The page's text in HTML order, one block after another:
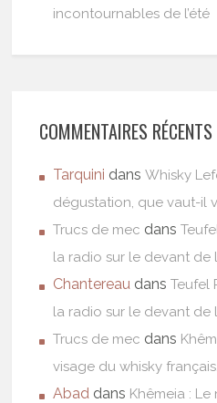
incontournables de l’été
COMMENTAIRES RÉCENTS
Tarquini dansWhisky
dégustation, que vaut-il
Trucs de mec dans
la radio sur le devant de
Chantereau dansTeufel
la radio sur le devant de
Trucs de mec dans
visage du whisky français.
Abad dans Khêmeia :